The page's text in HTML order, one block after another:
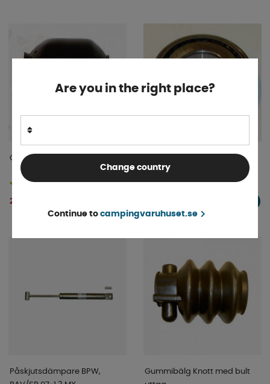
Gummibälg Sigma, slät
Finns i lager
239 kr
Finns i lager
Påskjutsdämpare BPW,
Gummibälg Knott med bult
Are you in the right place?
Change country
Continue to campingvaruhuset.se